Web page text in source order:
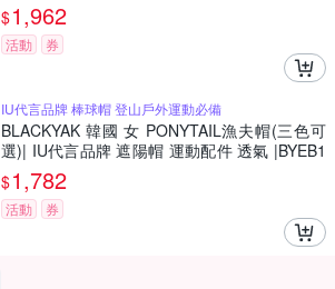
防水 |BYEB1NAH01
$1,962
活動 券
IU代言品牌 棒球帽 登山戶外運動必備
BLACKYAK 韓國 女 PONYTAIL漁夫帽(三色可
選)| IU代言品牌 遮陽帽 運動配件 透氣 |BYEB1
WAF03
$1,782
活動 券